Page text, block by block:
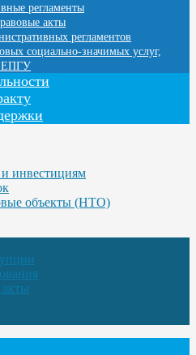
регламенты
акты
регламентов
социально-значимых услуг,
ЕПГУ
инвестициям
объекты (НТО)